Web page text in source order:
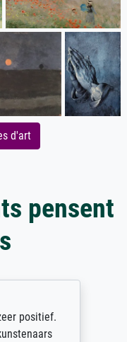
d'art
pensent
positief.